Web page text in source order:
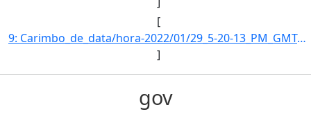
[
9: Carimbo_de_data/hora-2022/01/29_5-20-13_PM_GMT-3-Informe_a_razao_social_da_empresa--Barracuda_Invest]
]
gov